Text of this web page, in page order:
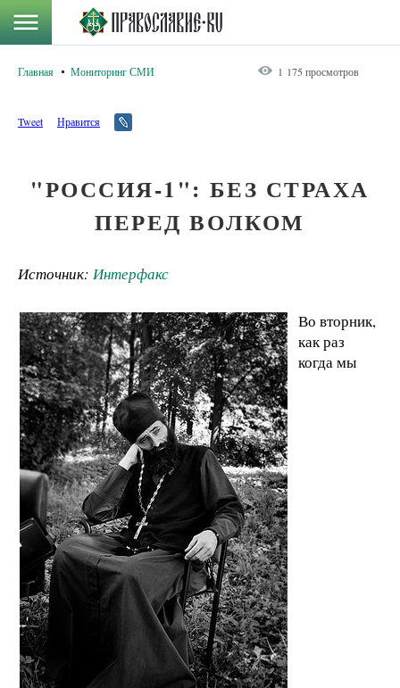
Главная Мониторинг СМИ 1 175 просмотров
Tweet Нравится
"РОССИЯ-1": БЕЗ СТРАХА
ПЕРЕД ВОЛКОМ
Источник: Интерфакс
Во вторник,
как раз
когда мы